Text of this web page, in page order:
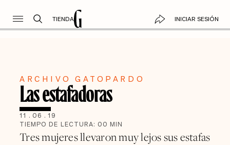
TIENDA INICIAR SESIÓN
ARCHIVO GATOPARDO
Las estafadoras
11 . 06 . 19
TIEMPO DE LECTURA: 00 MIN
Tres mujeres llevaron muy lejos sus estafas